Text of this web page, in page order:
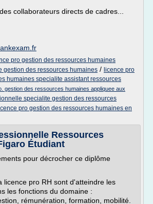
collaborateurs directs de cadres...
pro gestion des ressources humaines
gestion des ressources humaines / licence pro
humaines specialite assistant ressources
gestion des ressources humaines appliquee aux
specialite gestion des ressources
pro gestion des ressources humaines en
Ressources
Étudiant
pour décrocher ce diplôme
licence pro RH sont d'atteindre les
les fonctions du domaine :
rémunération, formation, mobilité.